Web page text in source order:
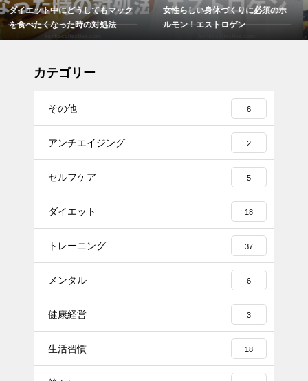
女性らしい身体づくりに必須のホ
ルモン！エストロゲン
ダイエット中どうしても我慢でき
ない時のおやつの工夫について
カテゴリー
その他 6
アンチエイジング 2
セルフケア 5
ダイエット 18
トレーニング 37
メンタル 6
健康経営 3
生活習慣 18